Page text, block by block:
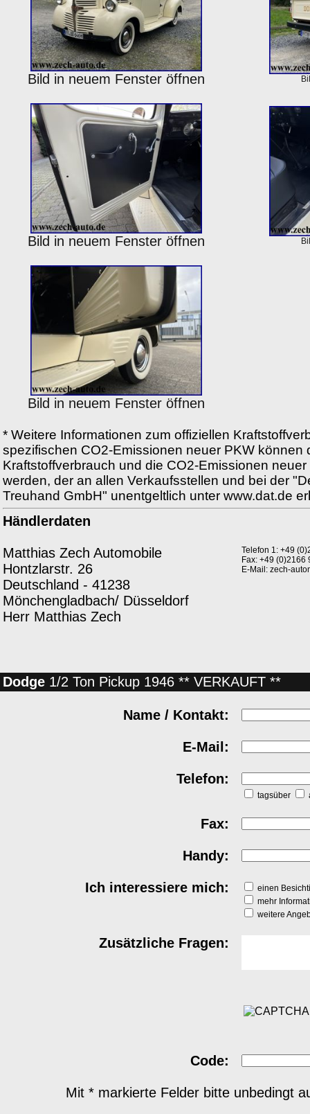
Bild in neuem Fenster öffnen
Bild in neuem Fenster öffnen
Bild in neuem Fenster öffnen
* Weitere Informationen zum offiziellen
spezifischen CO2-Emissionen neuer PKW können
Kraftstoffverbrauch und die CO2-Emissionen
werden, der an allen Verkaufsstellen und bei der
Treuhand GmbH" unentgeltlich unter www.dat.de
Händlerdaten
Matthias Zech Automobile
Hontzlarstr. 26
Deutschland - 41238
Mönchengladbach/ Düsseldorf
Herr Matthias Zech
Telefon 1: +49
Fax: +49 (0)2166
E-Mail: zech-
Dodge 1/2 Ton Pickup 1946 ** VERKAUFT **
Name / Kontakt:
E-Mail:
Telefon:
tagsüber
Fax:
Handy:
Ich interessiere mich:
einen
mehr
weitere
Zusätzliche Fragen:
Code:
Mit * markierte Felder bitte unbedingt